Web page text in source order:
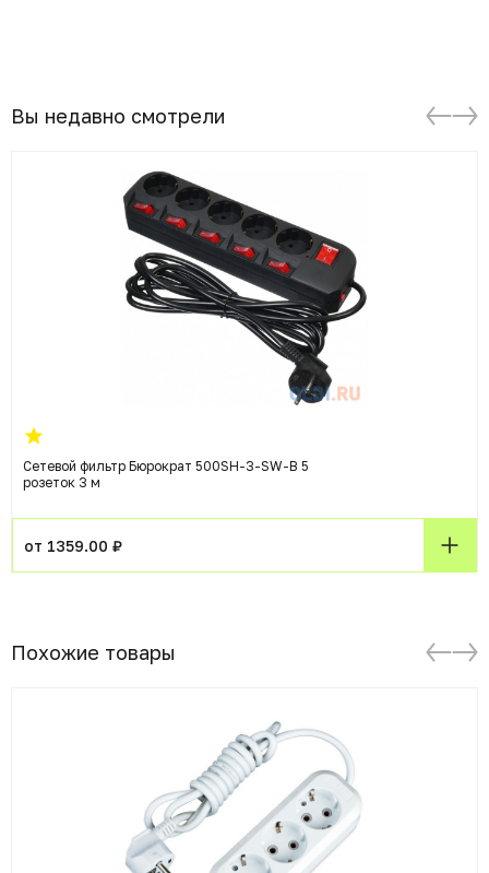
Вы недавно смотрели
Сетевой фильтр Бюрократ 500SH-3-SW-B 5
розеток 3 м
от 1359.00 ₽
Похожие товары